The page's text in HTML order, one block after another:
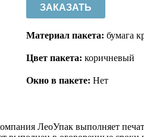
ЗАКАЗАТЬ
Материал пакета: бумага
Цвет пакета: коричневый
Окно в пакете: Нет
ЛеоУпак выполняет